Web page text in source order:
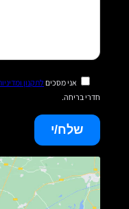
אני מסכיםלתקנון
חדרי בריחה.